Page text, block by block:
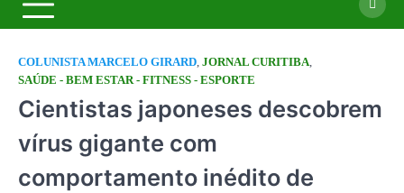
COLUNISTA MARCELO GIRARD, JORNAL CURITIBA,
SAÚDE - BEM ESTAR - FITNESS - ESPORTE
Cientistas japoneses descobrem
vírus gigante com
comportamento inédito de